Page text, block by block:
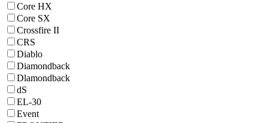
Core HX
Core SX
Crossfire II
CRS
Diablo
Diamondback
Dlamondback
dS
EL-30
Event